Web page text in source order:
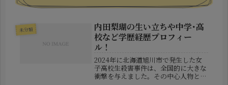
未分類
内田梨瑚の生い立ちや中学･高
校など学歴経歴プロフィー
ル！
2024年に北海道旭川市で発生した女
子高校生殺害事件は、全国的に大きな
衝撃を与えました。その中心人物とし